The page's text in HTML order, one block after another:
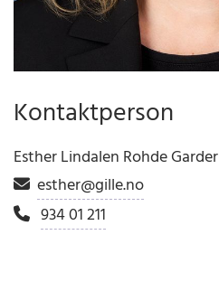
Kontaktperson
Esther Lindalen Rohde Garder
 esther@gille.no
 934 01 211